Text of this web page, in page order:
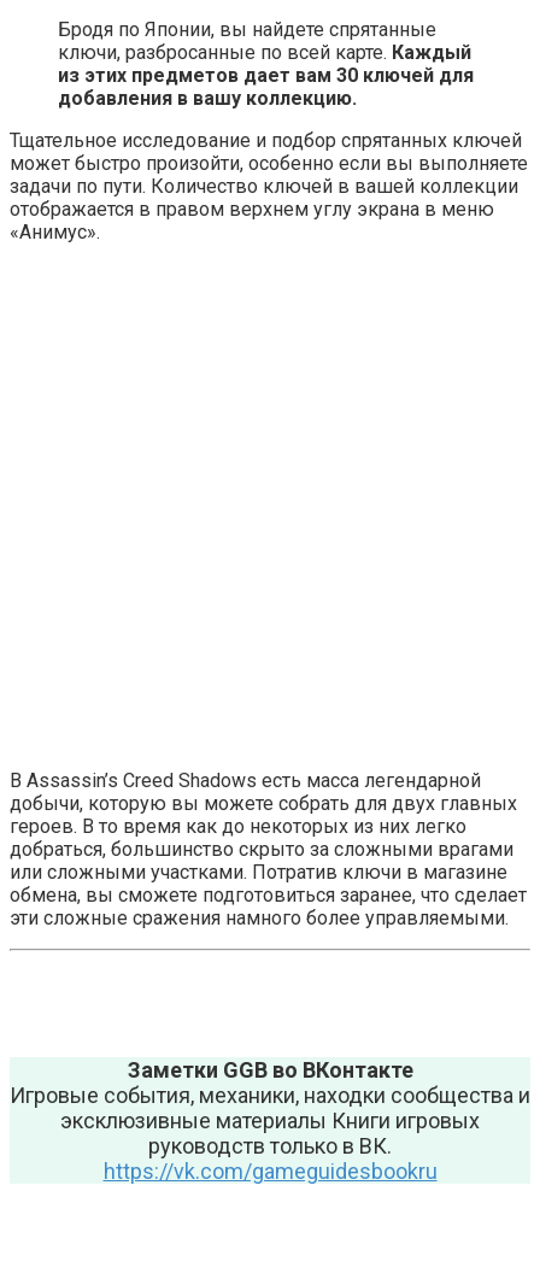
Бродя по Японии, вы найдете спрятанные
ключи, разбросанные по всей карте. Каждый
из этих предметов дает вам 30 ключей для
добавления в вашу коллекцию.
Тщательное исследование и подбор спрятанных ключей
может быстро произойти, особенно если вы выполняете
задачи по пути. Количество ключей в вашей коллекции
отображается в правом верхнем углу экрана в меню
«Анимус».
В Assassin’s Creed Shadows есть масса легендарной
добычи, которую вы можете собрать для двух главных
героев. В то время как до некоторых из них легко
добраться, большинство скрыто за сложными врагами
или сложными участками. Потратив ключи в магазине
обмена, вы сможете подготовиться заранее, что сделает
эти сложные сражения намного более управляемыми.
Заметки GGB во ВКонтакте
Игровые события, механики, находки сообщества и
эксклюзивные материалы Книги игровых
руководств только в ВК.
https://vk.com/gameguidesbookru